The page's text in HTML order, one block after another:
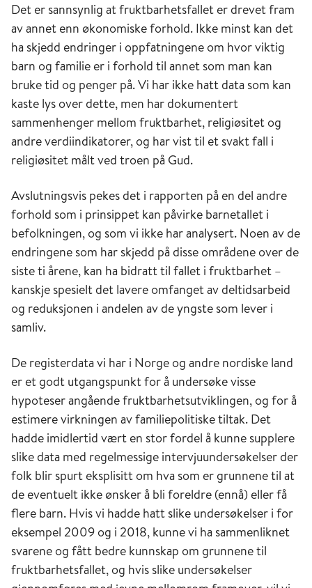
Det er sannsynlig at fruktbarhetsfallet er drevet fram
av annet enn økonomiske forhold. Ikke minst kan det
ha skjedd endringer i oppfatningene om hvor viktig
barn og familie er i forhold til annet som man kan
bruke tid og penger på. Vi har ikke hatt data som kan
kaste lys over dette, men har dokumentert
sammenhenger mellom fruktbarhet, religiøsitet og
andre verdiindikatorer, og har vist til et svakt fall i
religiøsitet målt ved troen på Gud.
Avslutningsvis pekes det i rapporten på en del andre
forhold som i prinsippet kan påvirke barnetallet i
befolkningen, og som vi ikke har analysert. Noen av de
endringene som har skjedd på disse områdene over de
siste ti årene, kan ha bidratt til fallet i fruktbarhet –
kanskje spesielt det lavere omfanget av deltidsarbeid
og reduksjonen i andelen av de yngste som lever i
samliv.
De registerdata vi har i Norge og andre nordiske land
er et godt utgangspunkt for å undersøke visse
hypoteser angående fruktbarhetsutviklingen, og for å
estimere virkningen av familiepolitiske tiltak. Det
hadde imidlertid vært en stor fordel å kunne supplere
slike data med regelmessige intervjuundersøkelser der
folk blir spurt eksplisitt om hva som er grunnene til at
de eventuelt ikke ønsker å bli foreldre (ennå) eller få
flere barn. Hvis vi hadde hatt slike undersøkelser i for
eksempel 2009 og i 2018, kunne vi ha sammenliknet
svarene og fått bedre kunnskap om grunnene til
fruktbarhetsfallet, og hvis slike undersøkelser